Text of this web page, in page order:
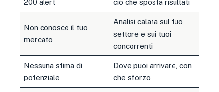
200 alert
ciò che sposta risultati
Non conosce il tuo
mercato
Analisi calata sul tuo
settore e sui tuoi
concorrenti
Nessuna stima di
potenziale
Dove puoi arrivare, con
che sforzo